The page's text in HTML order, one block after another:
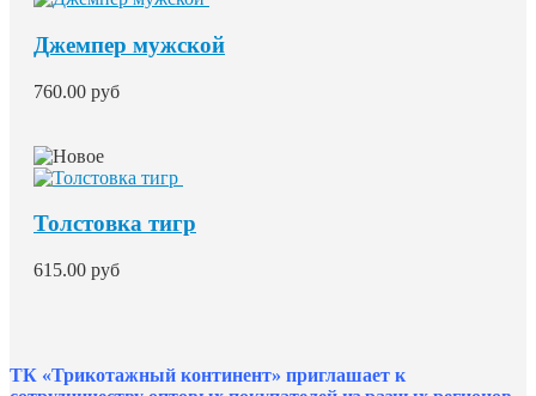
Джемпер мужской
760.00 руб
Толстовка тигр
615.00 руб
ТК «Трикотажный континент» приглашает к